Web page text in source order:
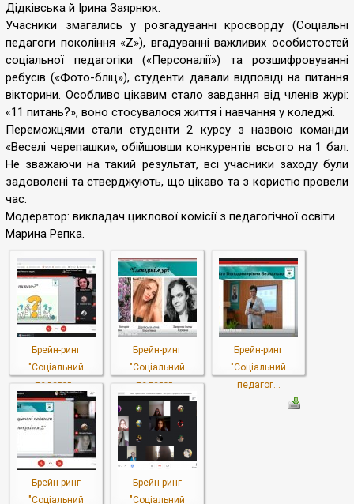
Дідківська й Ірина Заярнюк.
Учасники змагались у розгадуванні кросворду (Соціальні
педагоги покоління «Z»), вгадуванні важливих особистостей
соціальної педагогіки («Персоналії») та розшифровуванні
ребусів («Фото-бліц»), студенти давали відповіді на питання
вікторини. Особливо цікавим стало завдання від членів журі:
«11 питань?», воно стосувалося життя і навчання у коледжі.
Переможцями стали студенти 2 курсу з назвою команди
«Веселі черепашки», обійшовши конкурентів всього на 1 бал.
Не зважаючи на такий результат, всі учасники заходу були
задоволені та стверджують, що цікаво та з користю провели
час.
Модератор: викладач циклової комісії з педагогічної освіти
Марина Репка.
Брейн-ринг
"Соціальний
педагог...
Брейн-ринг
"Соціальний
педагог...
Брейн-ринг
"Соціальний
педагог...
Брейн-ринг
"Соціальний
Брейн-ринг
"Соціальний